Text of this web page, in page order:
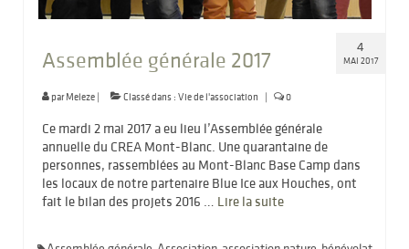
4
MAI 2017
Assemblée générale 2017
parMeleze | Classé dans : Vie de l'association | 0
Ce mardi 2 mai 2017 a eu lieu l’Assemblée générale
annuelle du CREA Mont-Blanc. Une quarantaine de
personnes, rassemblées au Mont-Blanc Base Camp dans
les locaux de notre partenaire Blue Ice aux Houches, ont
fait le bilan des projets 2016 … Lire la suite­­